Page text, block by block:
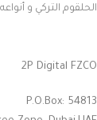
الحلقوم التركي و أنواعه
2P Digital FZCO
P.O.Box: 54813